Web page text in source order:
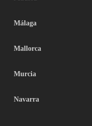
Málaga
Mallorca
Murcia
Navarra